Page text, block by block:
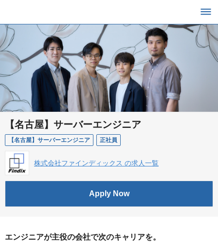
【名古屋】サーバーエンジニア
【名古屋】サーバーエンジニア 正社員
株式会社ファインディックス の求人一覧
Apply Now
エンジニアが主役の会社で次のキャリアを。